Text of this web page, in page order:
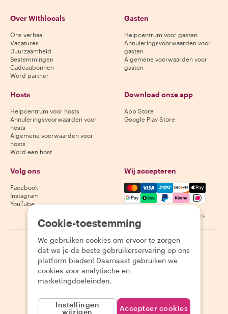
Over Withlocals
Ons verhaal
Vacatures
Duurzaamheid
Bestemmingen
Cadeaubonnen
Word partner
Gasten
Helpcentrum voor gasten
Annuleringsvoorwaarden voor
gasten
Algemene voorwaarden voor
gasten
Hosts
Helpcentrum voor hosts
Annuleringsvoorwaarden voor
hosts
Algemene voorwaarden voor
hosts
Word een host
Download onze app
App Store
Google Play Store
Volg ons
Facebook
Instagram
YouTube
Wij accepteren
Mastercard, Visa, Amex,
Beschikbaarheid varieert per bestemming
2026 Withlocals.com Privacybeleid Cookies
Cookie-toestemming
We gebruiken cookies om ervoor te zorgen
dat we je de beste gebruikerservaring op ons
platform bieden! Daarnaast gebruiken we
cookies voor analytische en
marketingdoeleinden.
Instellingen
wijzigen
Accepteer cookies